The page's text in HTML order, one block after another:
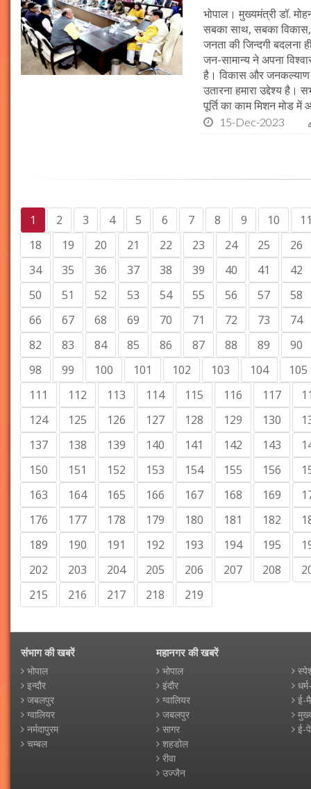
भोपाल। मुख्यमंत्री डॉ.
सबका साथ, सबका
जनता की जिन्दगी बदलना
जन-सामान्य ने अपना
है। विकास और
उतारना हमारा उद्देश्य
पूर्ति का काम मिशन मोड
15-Dec-2023
1 2 3 4 5 6 7 8 9 10
18
19 20 21 22 23 24 25
26
34
35 36 37 38 39 40 41
42
50
51 52 53 54 55 56 57
58
66
67 68 69 70 71 72 73
74
82
83 84 85 86 87 88 89
90
98
99 100 101 102 103 104
105
111
112 113 114 115 116 117
124
125 126 127 128 129 130
137
138 139 140 141 142 143
150
151 152 153 154 155 156
163
164 165 166 167 168 169
176
177 178 179 180 181 182
189
190 191 192 193 194 195
202
203 204 205 206 207 208
215
216 217 218 219
संभाग की खबरें
भोपाल
इन्दौर
जबलपुर
ग्वालियर
नर्मदापुरम
चम्बल
महानगर की खबरें
भोपाल
इंदौर
ग्वालियर
जबलपुर
सागर
शहडोल
रीवा
उज्जैन
ई-
ई-